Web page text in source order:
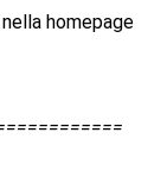
homepage